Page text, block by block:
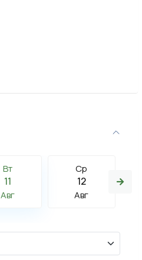
Вт
11
Авг
Ср
12
Авг